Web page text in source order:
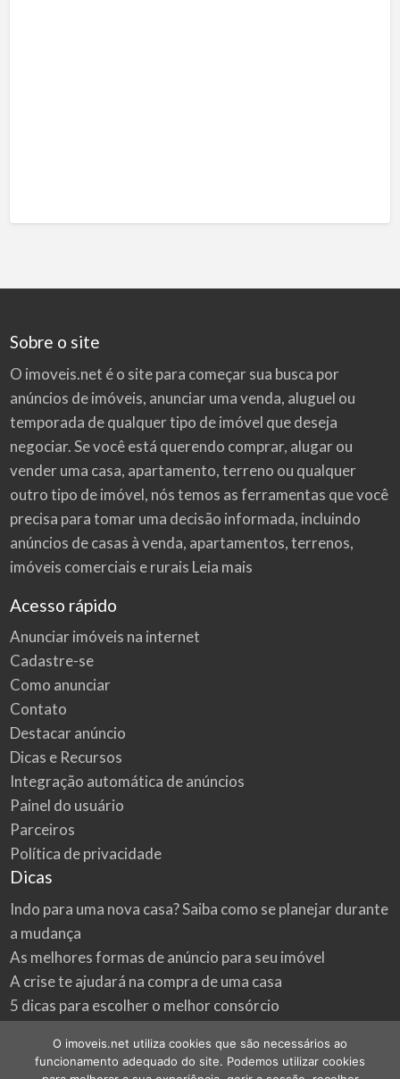
Sobre o site
O imoveis.net é o site para começar sua busca por
anúncios de imóveis, anunciar uma venda, aluguel ou
temporada de qualquer tipo de imóvel que deseja
negociar. Se você está querendo comprar, alugar ou
vender uma casa, apartamento, terreno ou qualquer
outro tipo de imóvel, nós temos as ferramentas que você
precisa para tomar uma decisão informada, incluindo
anúncios de casas à venda, apartamentos, terrenos,
imóveis comerciais e rurais Leia mais
Acesso rápido
Anunciar imóveis na internet
Cadastre-se
Como anunciar
Contato
Destacar anúncio
Dicas e Recursos
Integração automática de anúncios
Painel do usuário
Parceiros
Política de privacidade
Dicas
Indo para uma nova casa? Saiba como se planejar durante
a mudança
As melhores formas de anúncio para seu imóvel
A crise te ajudará na compra de uma casa
5 dicas para escolher o melhor consórcio
Onde procurar as melhores oportunidades do mercado
O imoveis.net utiliza cookies que são necessários ao
funcionamento adequado do site. Podemos utilizar cookies